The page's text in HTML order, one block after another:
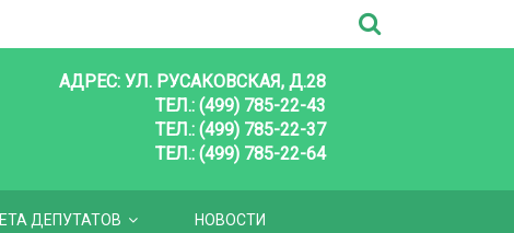
АДРЕС: УЛ. РУСАКОВСКАЯ, Д.28
ТЕЛ.: (499) 785-22-43
ТЕЛ.: (499) 785-22-37
ТЕЛ.: (499) 785-22-64
ДЕПУТАТОВ НОВОСТИ